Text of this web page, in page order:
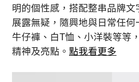
明的個性感，搭配整串品牌文
展露無疑，隨興地與日常任何
牛仔褲、白T恤、小洋裝等等
精神及亮點。 點我看更多